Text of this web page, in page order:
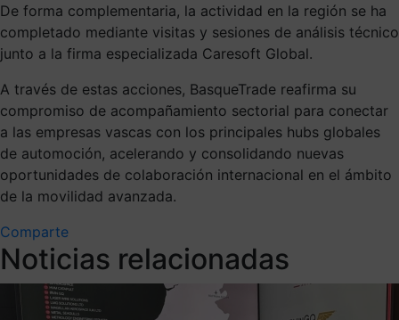
De forma complementaria, la actividad en la región se ha
completado mediante visitas y sesiones de análisis técnico
junto a la firma especializada Caresoft Global.
A través de estas acciones, BasqueTrade reafirma su
compromiso de acompañamiento sectorial para conectar
a las empresas vascas con los principales hubs globales
de automoción, acelerando y consolidando nuevas
oportunidades de colaboración internacional en el ámbito
de la movilidad avanzada.
Comparte
Noticias relacionadas